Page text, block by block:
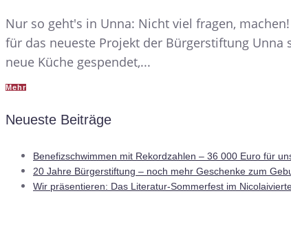
Nur so geht's in Unna: Nicht viel fragen,
für das neueste Projekt der Bürgerstiftung Unna
neue Küche gespendet,...
Mehr
Neueste Beiträge
Benefizschwimmen mit Rekordzahlen – 36 000 Euro für
20 Jahre Bürgerstiftung – noch mehr Geschenke zum
Wir präsentieren: Das Literatur-Sommerfest im